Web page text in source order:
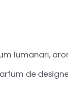
lumanari,
de